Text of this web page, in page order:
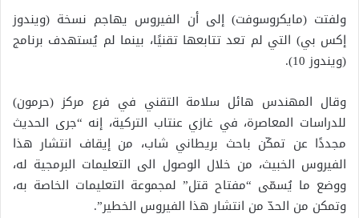
ولفتت (مايكروسوفت) إلى أن الفيروس يهاجم نسخة (ويندوز
إكس بي) التي لم تعد تتابعها تقنيًا، بينما لم يُستهدف برنامج
(ويندوز 10).
وقال المهندس هائل سلامة التقني في فرع مركز (حرمون)
للدراسات المعاصرة، في غازي عنتاب التركية، إنه “جرى الحديث
مجددًا عن تمكّن باحث بريطاني شاب، من إيقاف انتشار هذا
الفيروس الخبيث، من خلال الوصول الى التعليمات البرمجية له،
ووضع ما يُسمّى “مفتاح قتل” لمجموعة التعليمات الخاصة به،
وتمكن من الحدّ من انتشار هذا الفيروس الخطير”.